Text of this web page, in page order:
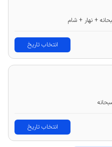
انتخاب تاریخ
انتخاب تاریخ